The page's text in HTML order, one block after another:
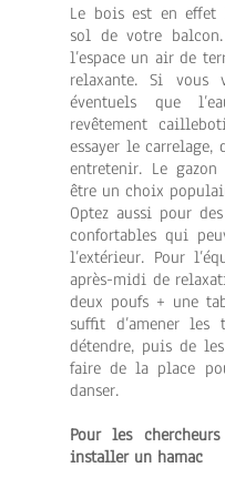
Le bois est en
sol de votre
l’espace un air de
relaxante. Si vous
éventuels que
revêtement
essayer le
entretenir. Le
être un choix
Optez aussi pour
confortables qui
l’extérieur. Pour
après-midi de
deux poufs + une
suffit d’amener
détendre, puis de
faire de la place
danser.
Pour les
installer un hamac